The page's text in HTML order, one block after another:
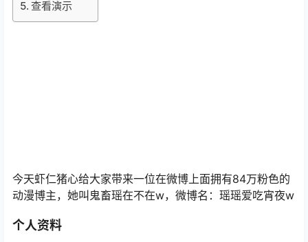
查看演示
今天虾仁猪心给大家带来一位在微博上面拥有84万粉色的
动漫博主，她叫鬼畜瑶在不在w，微博名：瑶瑶爱吃宵夜w
个人资料